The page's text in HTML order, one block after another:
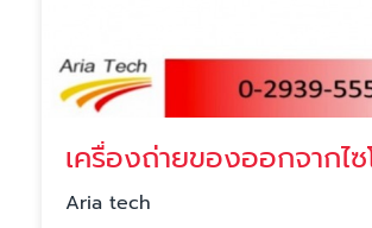
Aria tech